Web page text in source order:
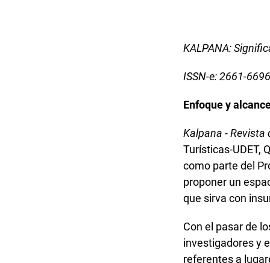
KALPANA:
ISSN-e: 2661-
Enfoque y
Kalpana - Revista
Turísticas-UDET,
como parte del
proponer un
que sirva con
Con el pasar de
investigadores y
referentes a